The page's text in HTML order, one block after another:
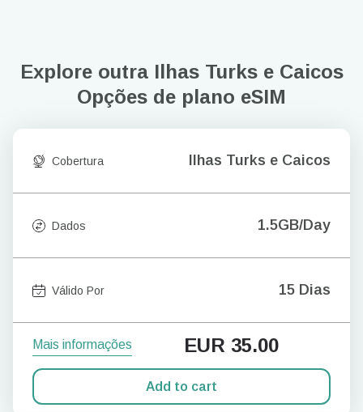
Explore outra Ilhas Turks e Caicos
Opções de plano eSIM
Cobertura Ilhas Turks e Caicos
Dados 1.5GB/Day
Válido Por 15 Dias
Mais informações EUR 35.00
Add to cart